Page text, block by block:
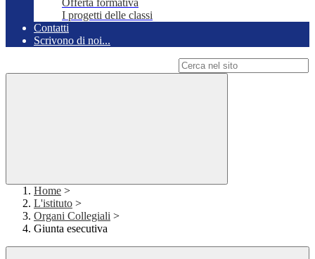
Offerta formativa
I progetti delle classi
Contatti
Scrivono di noi...
Home >
L'istituto >
Organi Collegiali >
Giunta esecutiva